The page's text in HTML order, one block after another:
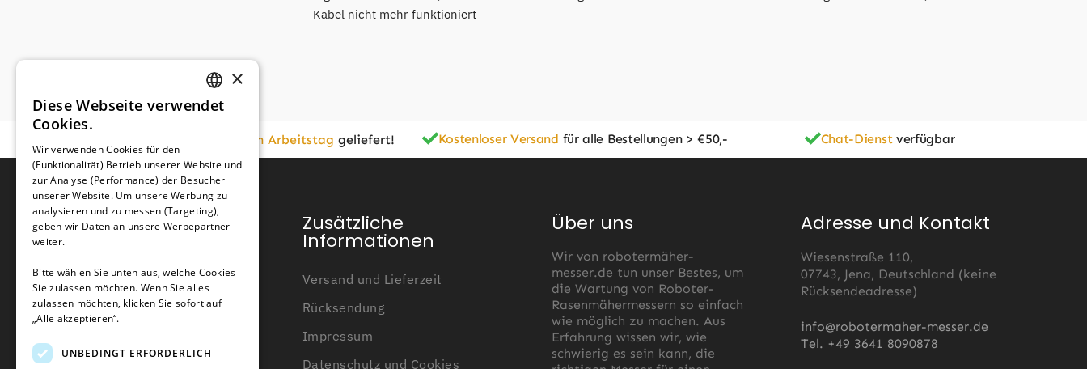
Kabel nicht mehr funktioniert
am nächsten Arbeitstag geliefert! Kostenloser Versand für alle Bestellungen > €50,- Chat-Dienstverfügbar
Kundendienst
Kundendienst
Kontakt
Über uns
Zusätzliche
Informationen
Versand und Lieferzeit
Rücksendung
Impressum
Datenschutz und Cookies
Über uns
Wir von robotermäher-
messer.de tun unser Bestes, um
die Wartung von Roboter-
Rasenmähermessern so einfach
wie möglich zu machen. Aus
Erfahrung wissen wir, wie
schwierig es sein kann, die
Adresse und Kontakt
Wiesenstraße 110,
07743, Jena, Deutschland (keine
Rücksendeadresse)
info@robotermaher-messer.de
Tel. +49 3641 8090878
GERMAN
GERMAN
×
Diese Webseite verwendet
Cookies.
Wir verwenden Cookies für den
(Funktionalität) Betrieb unserer Website und
zur Analyse (Performance) der Besucher
unserer Website. Um unsere Werbung zu
analysieren und zu messen (Targeting),
geben wir Daten an unsere Werbepartner
weiter.
Bitte wählen Sie unten aus, welche Cookies
Sie zulassen möchten. Wenn Sie alles
zulassen möchten, klicken Sie sofort auf
„Alle akzeptieren“.
UNBEDINGT ERFORDERLICH